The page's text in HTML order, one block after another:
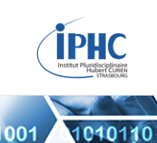
Institut
Curien –